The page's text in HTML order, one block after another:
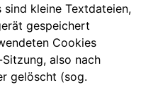
sind kleine Textdateien,
gespeichert
Cookies
also nach
gelöscht (sog.